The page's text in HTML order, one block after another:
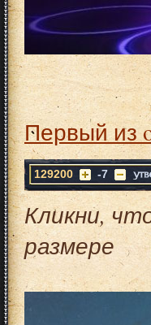
Первый из
129200 -7
Кликни,
размере